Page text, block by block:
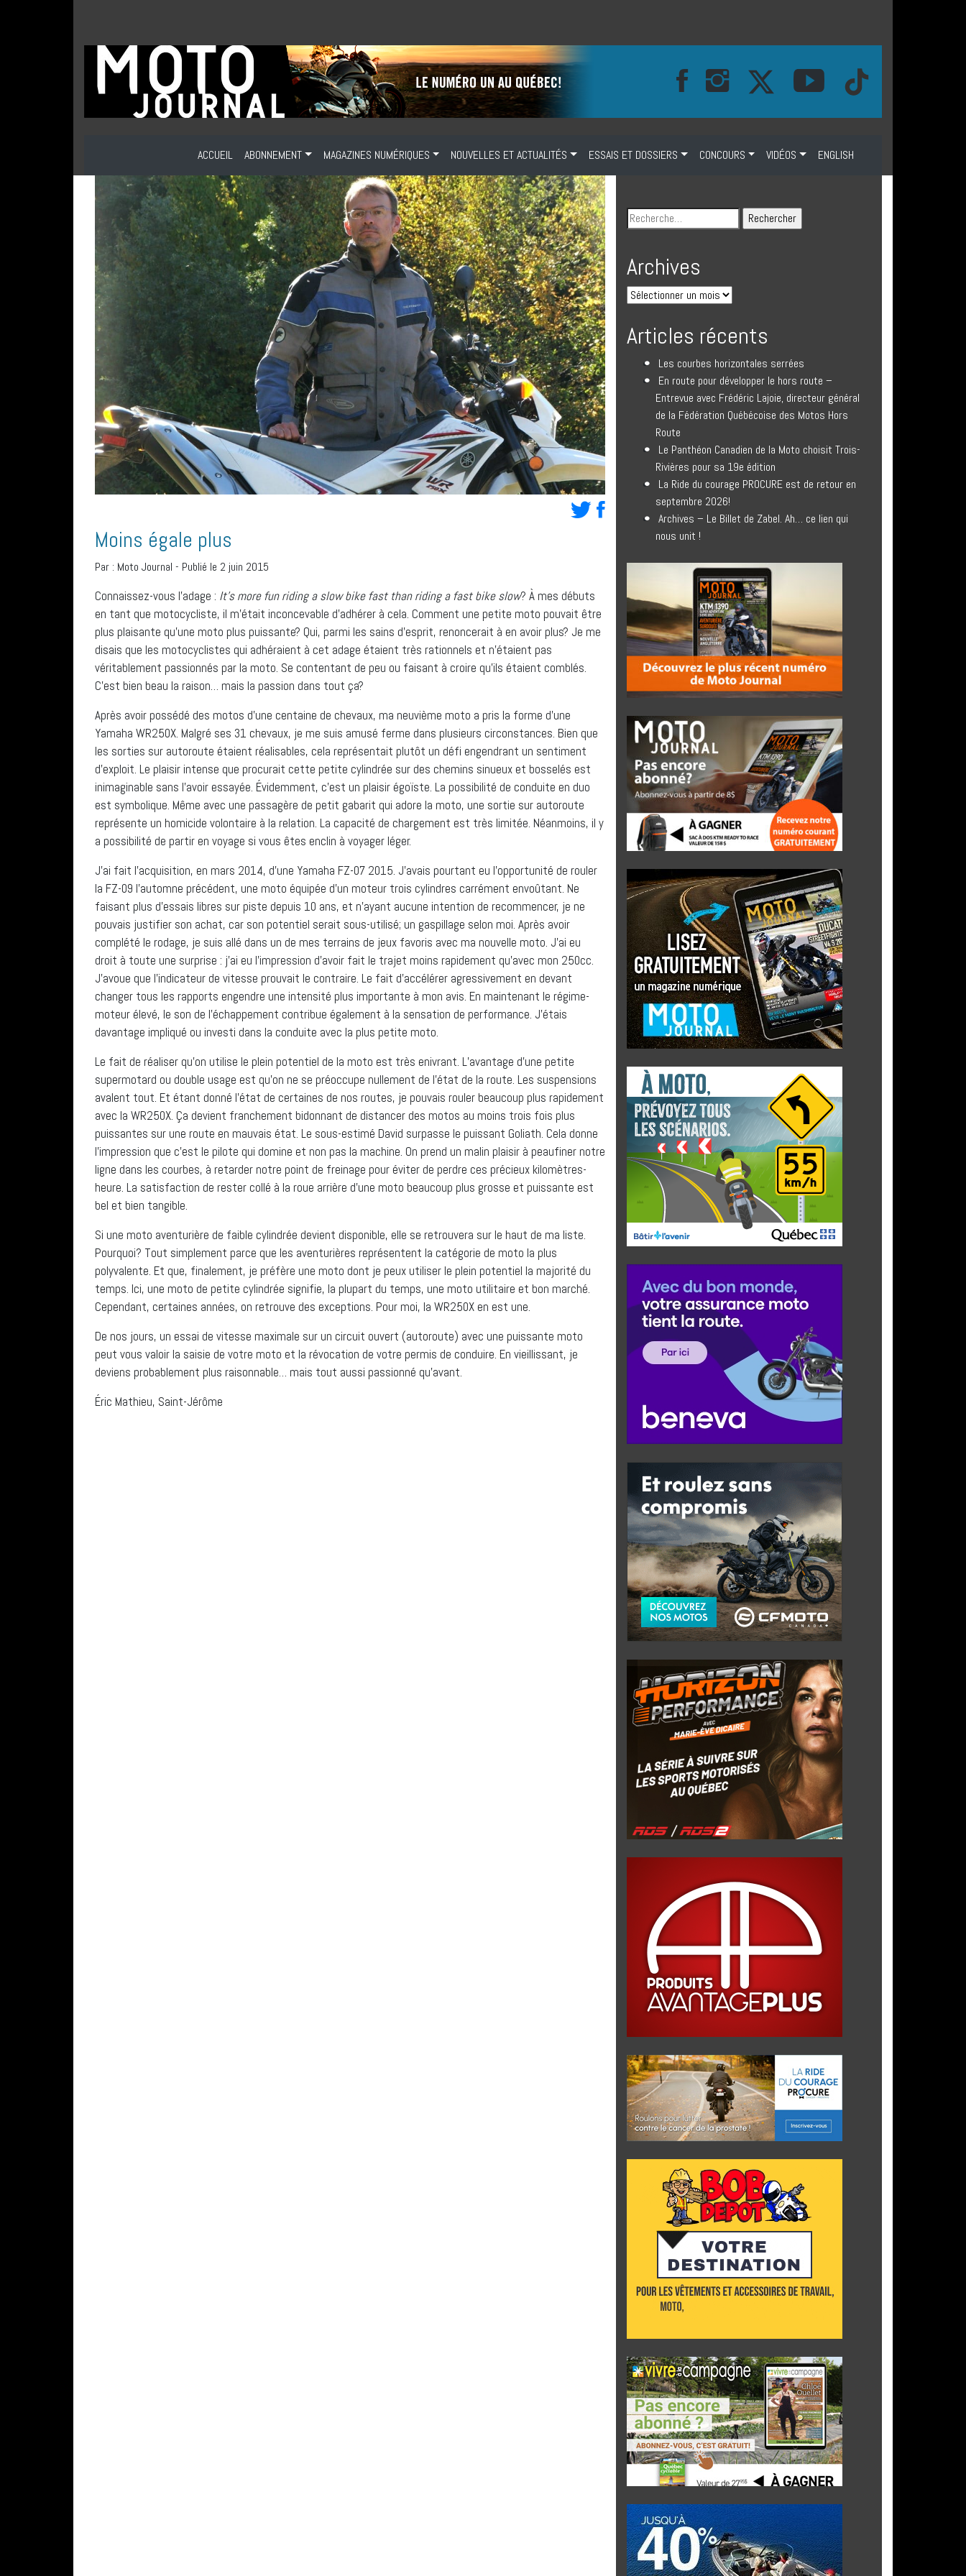
ACCUEIL ABONNEMENT MAGAZINES NUMÉRIQUES NOUVELLES ET ACTUALITÉS ESSAIS ET DOSSIERS CONCOURS VIDÉOS ENGLISH
Moins égale plus
Par : Moto Journal - Publié le 2 juin 2015
Connaissez-vous l’adage : It’s more fun riding a slow bike fast than riding a fast bike slow? À mes débuts
en tant que motocycliste, il m’était inconcevable d’adhérer à cela. Comment une petite moto pouvait être
plus plaisante qu’une moto plus puissante? Qui, parmi les sains d’esprit, renoncerait à en avoir plus? Je me
disais que les motocyclistes qui adhéraient à cet adage étaient très rationnels et n’étaient pas
véritablement passionnés par la moto. Se contentant de peu ou faisant à croire qu’ils étaient comblés.
C’est bien beau la raison… mais la passion dans tout ça?
Après avoir possédé des motos d’une centaine de chevaux, ma neuvième moto a pris la forme d’une
Yamaha WR250X. Malgré ses 31 chevaux, je me suis amusé ferme dans plusieurs circonstances. Bien que
les sorties sur autoroute étaient réalisables, cela représentait plutôt un défi engendrant un sentiment
d’exploit. Le plaisir intense que procurait cette petite cylindrée sur des chemins sinueux et bosselés est
inimaginable sans l’avoir essayée. Évidemment, c’est un plaisir égoïste. La possibilité de conduite en duo
est symbolique. Même avec une passagère de petit gabarit qui adore la moto, une sortie sur autoroute
représente un homicide volontaire à la relation. La capacité de chargement est très limitée. Néanmoins, il y
a possibilité de partir en voyage si vous êtes enclin à voyager léger.
J’ai fait l’acquisition, en mars 2014, d’une Yamaha FZ-07 2015. J’avais pourtant eu l’opportunité de rouler
la FZ-09 l’automne précédent, une moto équipée d’un moteur trois cylindres carrément envoûtant. Ne
faisant plus d’essais libres sur piste depuis 10 ans, et n’ayant aucune intention de recommencer, je ne
pouvais justifier son achat, car son potentiel serait sous-utilisé; un gaspillage selon moi. Après avoir
complété le rodage, je suis allé dans un de mes terrains de jeux favoris avec ma nouvelle moto. J’ai eu
droit à toute une surprise : j’ai eu l’impression d’avoir fait le trajet moins rapidement qu’avec mon 250cc.
J’avoue que l’indicateur de vitesse prouvait le contraire. Le fait d’accélérer agressivement en devant
changer tous les rapports engendre une intensité plus importante à mon avis. En maintenant le régime-
moteur élevé, le son de l’échappement contribue également à la sensation de performance. J’étais
davantage impliqué ou investi dans la conduite avec la plus petite moto.
Le fait de réaliser qu’on utilise le plein potentiel de la moto est très enivrant. L’avantage d’une petite
supermotard ou double usage est qu’on ne se préoccupe nullement de l’état de la route. Les suspensions
avalent tout. Et étant donné l’état de certaines de nos routes, je pouvais rouler beaucoup plus rapidement
avec la WR250X. Ça devient franchement bidonnant de distancer des motos au moins trois fois plus
puissantes sur une route en mauvais état. Le sous-estimé David surpasse le puissant Goliath. Cela donne
l’impression que c’est le pilote qui domine et non pas la machine. On prend un malin plaisir à peaufiner notre
ligne dans les courbes, à retarder notre point de freinage pour éviter de perdre ces précieux kilomètres-
heure. La satisfaction de rester collé à la roue arrière d’une moto beaucoup plus grosse et puissante est
bel et bien tangible.
Si une moto aventurière de faible cylindrée devient disponible, elle se retrouvera sur le haut de ma liste.
Pourquoi? Tout simplement parce que les aventurières représentent la catégorie de moto la plus
polyvalente. Et que, finalement, je préfère une moto dont je peux utiliser le plein potentiel la majorité du
temps. Ici, une moto de petite cylindrée signifie, la plupart du temps, une moto utilitaire et bon marché.
Cependant, certaines années, on retrouve des exceptions. Pour moi, la WR250X en est une.
De nos jours, un essai de vitesse maximale sur un circuit ouvert (autoroute) avec une puissante moto
peut vous valoir la saisie de votre moto et la révocation de votre permis de conduire. En vieillissant, je
deviens probablement plus raisonnable… mais tout aussi passionné qu’avant.
Éric Mathieu, Saint-Jérôme
Archives
Articles récents
Les courbes horizontales serrées
En route pour développer le hors route –
Entrevue avec Frédéric Lajoie, directeur général
de la Fédération Québécoise des Motos Hors
Route
Le Panthéon Canadien de la Moto choisit Trois-
Rivières pour sa 19e édition
La Ride du courage PROCURE est de retour en
septembre 2026!
Archives – Le Billet de Zabel. Ah… ce lien qui
nous unit !